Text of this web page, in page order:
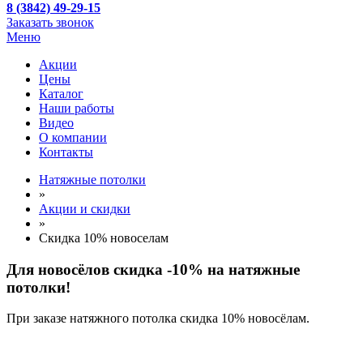
8 (3842) 49-29-15
Заказать звонок
Меню
Акции
Цены
Каталог
Наши работы
Видео
О компании
Контакты
Натяжные потолки
»
Акции и скидки
»
Скидка 10% новоселам
Для новосёлов скидка -10% на натяжные
потолки!
При заказе натяжного потолка скидка 10% новосёлам.